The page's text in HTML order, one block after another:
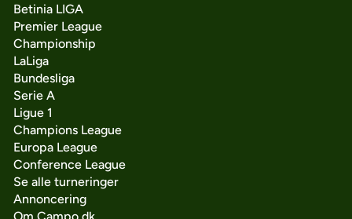
Betinia LIGA
Premier League
Championship
LaLiga
Bundesliga
Serie A
Ligue 1
Champions League
Europa League
Conference League
Se alle turneringer
Annoncering